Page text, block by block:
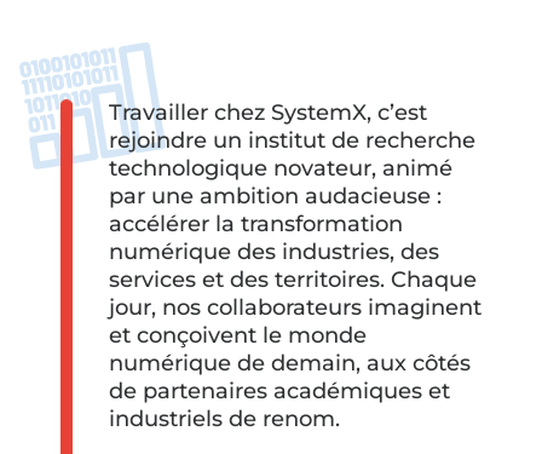
Travailler chez SystemX, c’est
rejoindre un institut de recherche
technologique novateur, animé
par une ambition audacieuse :
accélérer la transformation
numérique des industries, des
services et des territoires. Chaque
jour, nos collaborateurs imaginent
et conçoivent le monde
numérique de demain, aux côtés
de partenaires académiques et
industriels de renom.